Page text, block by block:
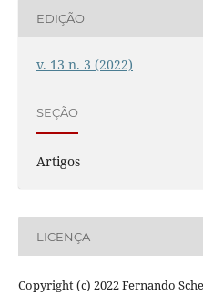
EDIÇÃO
v. 13 n. 3 (2022)
SEÇÃO
Artigos
LICENÇA
Copyright (c) 2022 Fernando